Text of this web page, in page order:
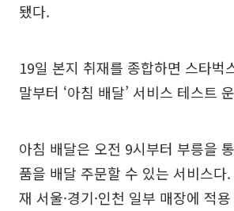
됐다.
19일 본지 취재를 종합하면 스타벅
말부터 ‘아침 배달’ 서비스 테스트
아침 배달은 오전 9시부터 부릉을
품을 배달 주문할 수 있는 서비스다
재 서울·경기·인천 일부 매장에 적